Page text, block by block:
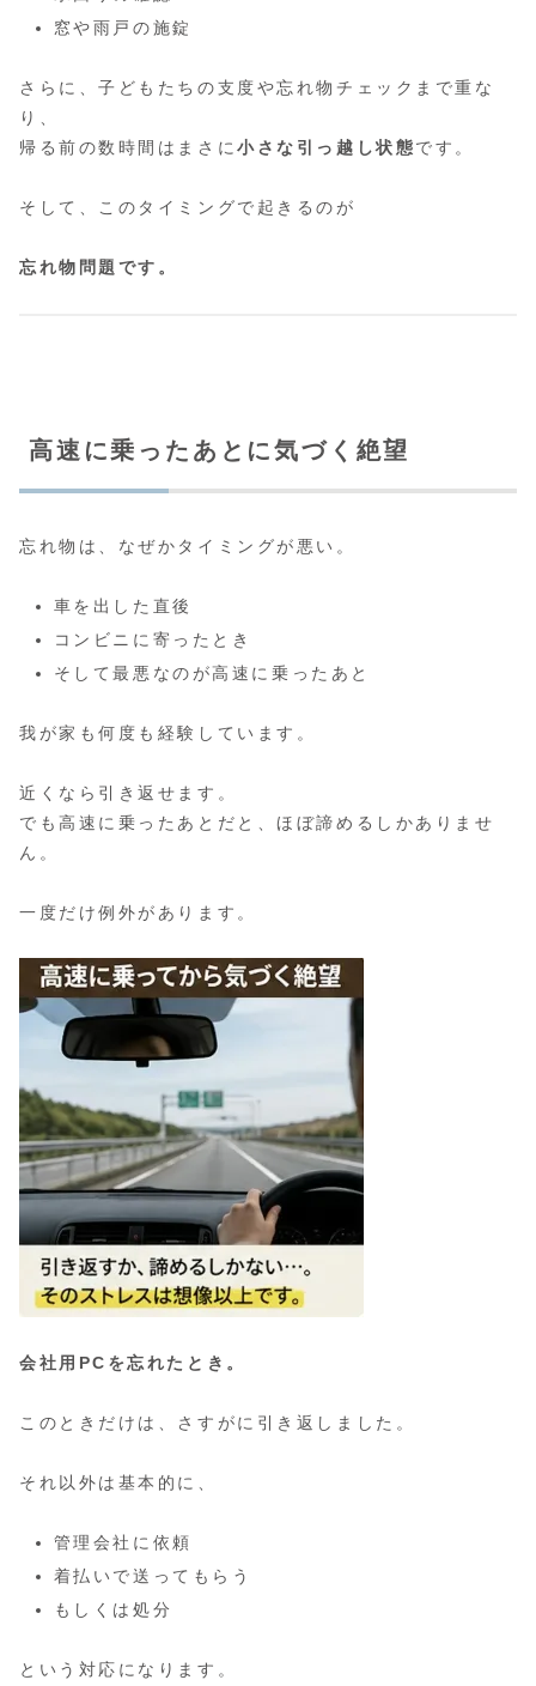
窓や雨戸の施錠
さらに、子どもたちの支度や忘れ物チェックまで重な
り、
帰る前の数時間はまさに小さな引っ越し状態です。
そして、このタイミングで起きるのが
忘れ物問題です。
高速に乗ったあとに気づく絶望
忘れ物は、なぜかタイミングが悪い。
車を出した直後
コンビニに寄ったとき
そして最悪なのが高速に乗ったあと
我が家も何度も経験しています。
近くなら引き返せます。
でも高速に乗ったあとだと、ほぼ諦めるしかありませ
ん。
一度だけ例外があります。
会社用PCを忘れたとき。
このときだけは、さすがに引き返しました。
それ以外は基本的に、
管理会社に依頼
着払いで送ってもらう
もしくは処分
という対応になります。